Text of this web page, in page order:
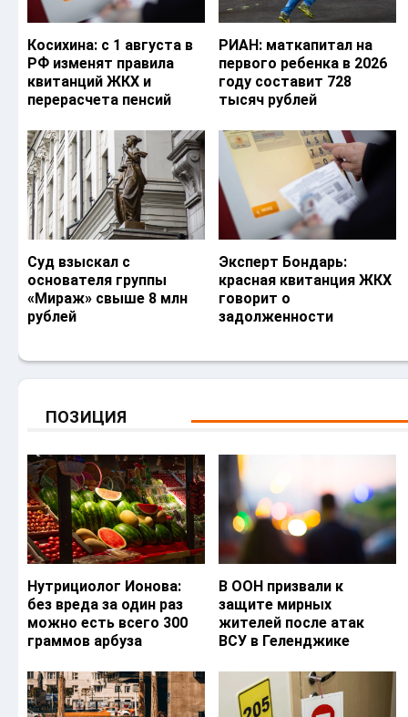
Косихина: с 1 августа в
РФ изменят правила
квитанций ЖКХ и
перерасчета пенсий
РИАН: маткапитал на
первого ребенка в 2026
году составит 728
тысяч рублей
Суд взыскал с
основателя группы
«Мираж» свыше 8 млн
рублей
Эксперт Бондарь:
красная квитанция ЖКХ
говорит о
задолженности
ПОЗИЦИЯ
Нутрициолог Ионова:
без вреда за один раз
можно есть всего 300
граммов арбуза
В ООН призвали к
защите мирных
жителей после атак
ВСУ в Геленджике